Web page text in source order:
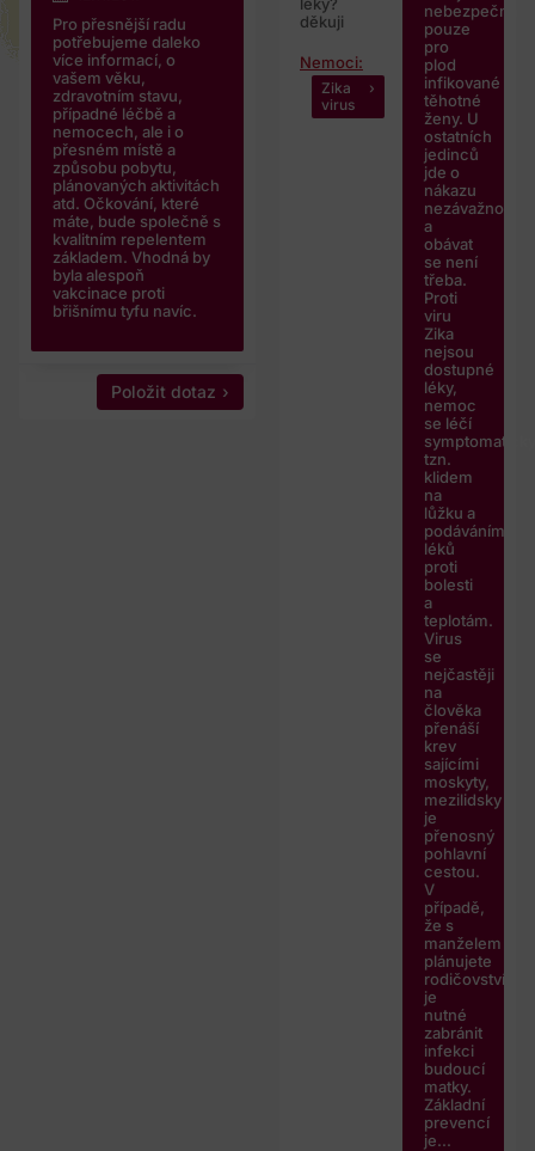
Pro přesnější radu
potřebujeme daleko
více informací, o
vašem věku,
zdravotním stavu,
případné léčbě a
nemocech, ale i o
přesném místě a
způsobu pobytu,
plánovaných aktivitách
atd. Očkování, které
máte, bude společně s
kvalitním repelentem
základem. Vhodná by
byla alespoň
vakcinace proti
břišnímu tyfu navíc.
Položit dotaz
děkuji
Nemoci:
Zika
virus
nebezpečná
pouze
pro
plod
infikované
těhotné
ženy. U
ostatních
jedinců
jde o
nákazu
nezávažnou
a
obávat
se není
třeba.
Proti
viru
Zika
nejsou
dostupné
léky,
nemoc
se léčí
tzn.
klidem
na
lůžku a
podáváním
léků
proti
bolesti
a
teplotám.
Virus
se
nejčastěji
na
člověka
přenáší
krev
sajícími
moskyty,
mezilidsky
je
přenosný
pohlavní
cestou.
V
případě,
že s
manželem
plánujete
rodičovství,
je
nutné
zabránit
infekci
budoucí
matky.
Základní
prevencí
je...